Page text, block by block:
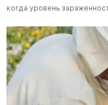
когда уровень